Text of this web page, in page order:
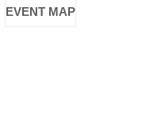
EVENT MAP